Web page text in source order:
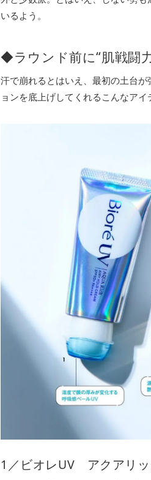
いるよう。
◆ラウンド前に“肌戦闘
汗で崩れるとはいえ、最初の土台
ョンを底上げしてくれるこんなアイ
1／ビオレUV アクアリ